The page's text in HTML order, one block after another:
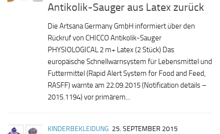
Antikolik-Sauger aus Latex zurück
Die Artsana Germany GmbH informiert über den
Rückruf von CHICCO Antikolik-Sauger
PHYSIOLOGICAL 2 m+ Latex (2 Stück) Das
europäische Schnellwarnsystem für Lebensmittel und
Futtermittel (Rapid Alert System for Food and Feed,
RASFF) warnte am 22.09.2015 (Notification details –
2015.1194) vor primärem...
KINDERBEKLEIDUNG 25. SEPTEMBER 2015